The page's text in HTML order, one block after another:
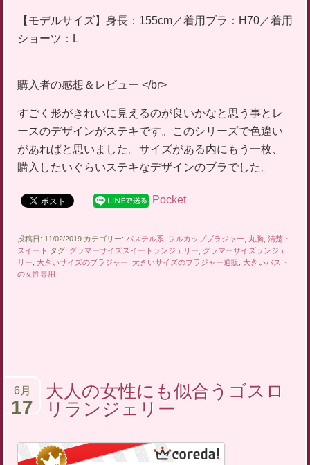
【モデルサイズ】身長：155cm／着用ブラ：H70／着用
ショーツ：L
購入者の感想＆レビュー </br>
すごく形がきれいに見えるのが良いかなと思う事とレ
ースのデザインがステキです。このシリーズで色違い
があればと思いました。サイズがある内にもう一枚、
購入したいぐらいステキなデザインのブラでした。
Pocket
投稿日: 11/02/2019 カテゴリー: パステル系 フルカップブラジャー 丸胸 清楚・
スイート タグ: グラマーサイズスイートランジェリー
グラマーサイズランジェ
リー 大きいサイズのブラジャー 大きいサイズのブラジャー通販 大きいバスト
の女性専用
大人の女性にも似合うゴスロ
リランジェリー
6月
17